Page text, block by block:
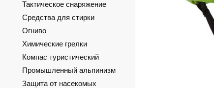
Тактическое снаряжение
Средства для стирки
Огниво
Химические грелки
Компас туристический
Промышленный альпинизм
Защита от насекомых